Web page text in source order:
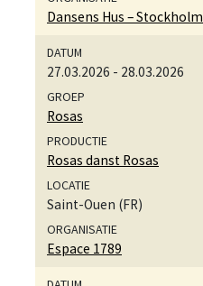
Dansens Hus – Stockholm
27.03.2026 - 28.03.2026
Rosas
Rosas danst Rosas
Saint-Ouen (FR)
Espace 1789